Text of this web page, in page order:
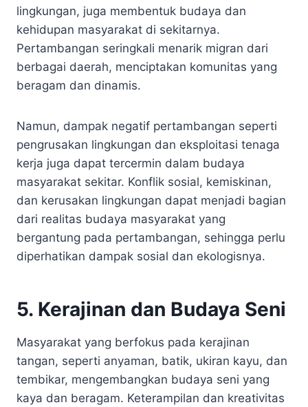
lingkungan, juga membentuk budaya dan
kehidupan masyarakat di sekitarnya.
Pertambangan seringkali menarik migran dari
berbagai daerah, menciptakan komunitas yang
beragam dan dinamis.
Namun, dampak negatif pertambangan seperti
pengrusakan lingkungan dan eksploitasi tenaga
kerja juga dapat tercermin dalam budaya
masyarakat sekitar. Konflik sosial, kemiskinan,
dan kerusakan lingkungan dapat menjadi bagian
dari realitas budaya masyarakat yang
bergantung pada pertambangan, sehingga perlu
diperhatikan dampak sosial dan ekologisnya.
5. Kerajinan dan Budaya Seni
Masyarakat yang berfokus pada kerajinan
tangan, seperti anyaman, batik, ukiran kayu, dan
tembikar, mengembangkan budaya seni yang
kaya dan beragam. Keterampilan dan kreativitas